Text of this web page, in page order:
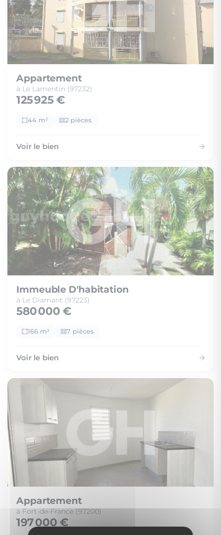
Appartement
à Le Lamentin (97232)
125 925 €
44 m² 2 pièces
Voir le bien
Immeuble D'habitation
à Le Diamant (97223)
580 000 €
166 m² 7 pièces
Voir le bien
Appartement
à Fort-de-France (97200)
197 000 €